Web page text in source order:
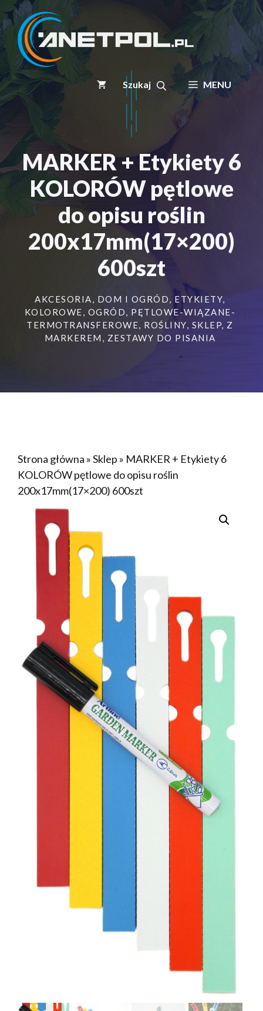
Przejdź
do
treści
MENU
MARKER + Etykiety 6
KOLORÓW pętlowe
do opisu roślin
200x17mm(17×200)
600szt
AKCESORIA, DOM I OGRÓD, ETYKIETY,
KOLOROWE, OGRÓD, PĘTLOWE-WIĄZANE-
TERMOTRANSFEROWE, ROŚLINY, SKLEP, Z
MARKEREM , ZESTAWY DO PISANIA
Strona główna »Sklep » MARKER + Etykiety 6
KOLORÓW pętlowe do opisu roślin
200x17mm(17×200) 600szt